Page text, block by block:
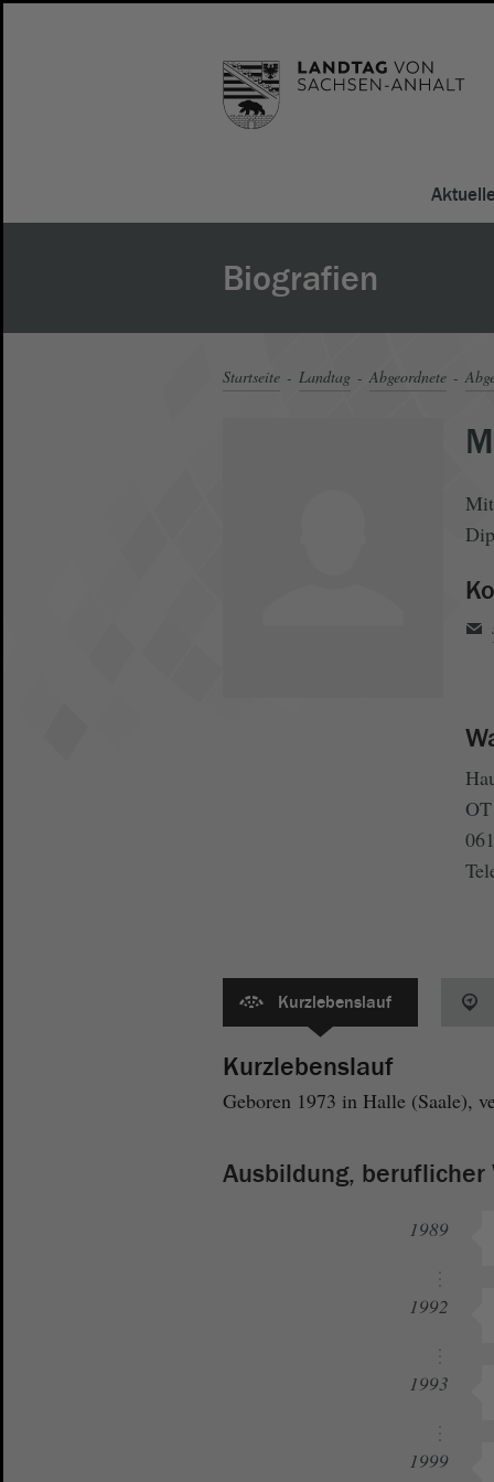
Biografien
Startseite Landtag Abgeordnete
Kurzlebenslauf
Kurzlebenslauf
Geboren 1973 in Halle (Saale),
Ausbildung, beruflicher
1989
1992
1993
1999